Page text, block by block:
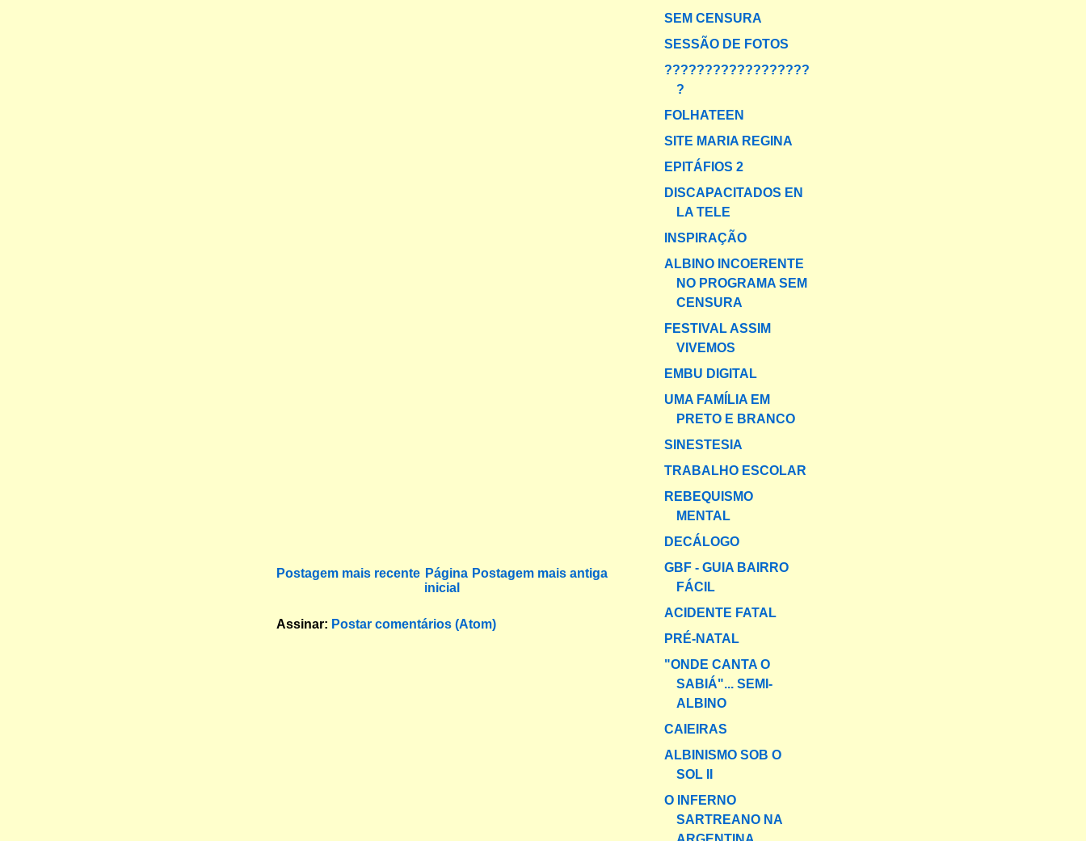
Postagem mais recente Postagem mais antiga
Página
inicial
Assinar: Postar comentários (Atom)
SEM CENSURA
SESSÃO DE FOTOS
??????????????????
?
FOLHATEEN
SITE MARIA REGINA
EPITÁFIOS 2
DISCAPACITADOS EN
LA TELE
INSPIRAÇÃO
ALBINO INCOERENTE
NO PROGRAMA SEM
CENSURA
FESTIVAL ASSIM
VIVEMOS
EMBU DIGITAL
UMA FAMÍLIA EM
PRETO E BRANCO
SINESTESIA
TRABALHO ESCOLAR
REBEQUISMO
MENTAL
DECÁLOGO
GBF - GUIA BAIRRO
FÁCIL
ACIDENTE FATAL
PRÉ-NATAL
"ONDE CANTA O
SABIÁ"... SEMI-
ALBINO
CAIEIRAS
ALBINISMO SOB O
SOL II
O INFERNO
SARTREANO NA